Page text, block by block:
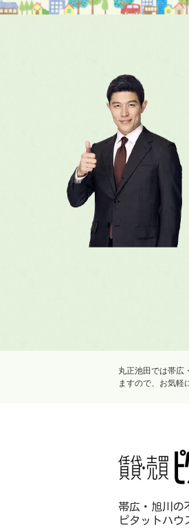
丸正池田では帯広
ますので、お気軽
帯広・旭川の
ピタットハウ